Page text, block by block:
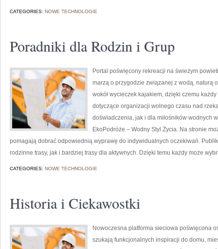
CATEGORIES: NOWE TECHNOLOGIE
Poradniki dla Rodzin i Grup
Portal poświęcony rekreacji na świeżym
marzą o przygodzie związanej z wodą, naturą
wokół wycieczek kajakiem, dzięki czemu
dotyczące organizacji wolnego czasu nad
doświadczenia, jak i dla miłośników wodnych
EkoPodróże – Wodny Styl Życia. Na stronie
pomagają dobrać odpowiednią wyprawę do indywidualnych oczekiwań.
rodzinne trasy, jak i bardziej trasy dla aktywnych. Dzięki temu każdy może
CATEGORIES: NOWE TECHNOLOGIE
Historia i Ciekawostki
Nowoczesna platforma sieciowa poświęcona
szukają funkcjonalnych inspiracji do domu,